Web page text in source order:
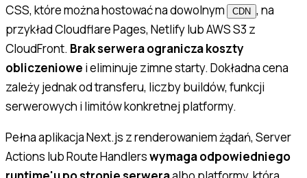
CSS, które można hostować na dowolnym
CDN , na
przykład Cloudflare Pages, Netlify lub AWS S3 z
CloudFront. Brak serwera ogranicza koszty
obliczeniowe i eliminuje zimne starty. Dokładna cena
zależy jednak od transferu, liczby buildów, funkcji
serwerowych i limitów konkretnej platformy.
Pełna aplikacja Next.js z renderowaniem żądań, Server
Actions lub Route Handlerswymaga odpowiedniego